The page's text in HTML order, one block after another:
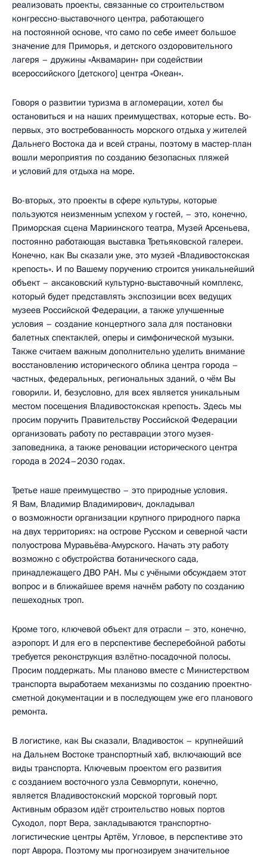
реализовать проекты, связанные со строительством
конгрессно-выставочного центра, работающего
на постоянной основе, что само по себе имеет большое
значение для Приморья, и детского оздоровительного
лагеря – дружины «Аквамарин» при содействии
всероссийского [детского] центра «Океан».
Говоря о развитии туризма в агломерации, хотел бы
остановиться и на наших преимуществах, которые есть. Во-
первых, это востребованность морского отдыха у жителей
Дальнего Востока да и всей страны, поэтому в мастер-план
вошли мероприятия по созданию безопасных пляжей
и условий для отдыха на море.
Во-вторых, это проекты в сфере культуры, которые
пользуются неизменным успехом у гостей, – это, конечно,
Приморская сцена Мариинского театра, Музей Арсеньева,
постоянно работающая выставка Третьяковской галереи.
Конечно, как Вы сказали уже, это музей «Владивостокская
крепость». И по Вашему поручению строится уникальнейший
объект – аксаковский культурно-выставочный комплекс,
который будет представлять экспозиции всех ведущих
музеев Российской Федерации, а также улучшенные
условия – создание концертного зала для постановки
балетных спектаклей, оперы и симфонической музыки.
Также считаем важным дополнительно уделить внимание
восстановлению исторического облика центра города –
частных, федеральных, региональных зданий, о чём Вы
говорили. И, безусловно, для всех является уникальным
местом посещения Владивостокская крепость. Здесь мы
просим поручить Правительству Российской Федерации
организовать работу по реставрации этого музея-
заповедника, а также реновации исторического центра
города в 2024–2030 годах.
Третье наше преимущество – это природные условия.
Я Вам, Владимир Владимирович, докладывал
о возможности организации крупного природного парка
на двух территориях: на острове Русском и северной части
полуострова Муравьёва-Амурского. Начать эту работу
возможно с обустройства ботанического сада,
принадлежащего ДВО РАН. Мы с учёными обсуждаем этот
вопрос и в ближайшее время начнём работу по созданию
пешеходных троп.
Кроме того, ключевой объект для отрасли – это, конечно,
аэропорт. И для его в перспективе бесперебойной работы
требуется реконструкция взлётно-посадочной полосы.
Просим поддержать. Мы планово вместе с Министерством
транспорта выработаем механизмы по созданию проектно-
сметной документации и в последующем уже его планового
ремонта.
В логистике, как Вы сказали, Владивосток – крупнейший
на Дальнем Востоке транспортный хаб, включающий все
виды транспорта. Ключевым проектом его развития
с созданием восточного узла Севморпути, конечно,
является Владивостокский морской торговый порт.
Активным образом идёт строительство новых портов
Суходол, порт Вера, закладываются транспортно-
логистические центры Артём, Угловое, в перспективе это
порт Аврора. Поэтому мы прогнозируем значительное